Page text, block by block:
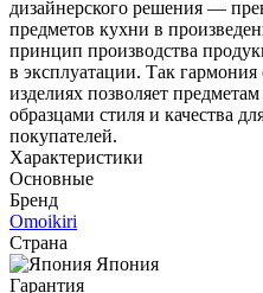
дизайнерского решения —
предметов кухни в
принцип производства
в эксплуатации. Так
изделиях позволяет
образцами стиля и качества
покупателей.
Характеристики
Основные
Бренд
Omoikiri
Страна
Япония
Гарантия